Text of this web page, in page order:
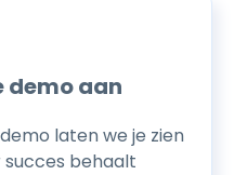
demo aan
laten we je zien
behaalt